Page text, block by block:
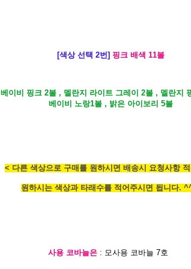
[색상 선택 2번] 핑크 배색 11볼
베이비 핑크 2볼 , 멜란지 라이트 그레이 2볼 , 멜란지
베이비 노랑1볼 , 밝은 아이보리 5볼
< 다른 색상으로 구매를 원하시면 배송시 요청사항 적
원하시는 색상과 타래수를 적어주시면 됩니다.
사용 코바늘은 : 모사용 코바늘 7호